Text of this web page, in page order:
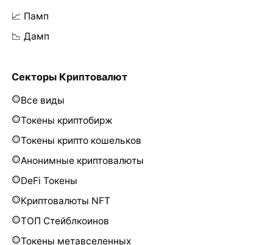
📈 Памп
📉 Дамп
Секторы Криптовалют
Все виды
Токены криптобирж
Токены крипто кошельков
Анонимные криптовалюты
DeFi Токены
Криптовалюты NFT
ТОП Стейблкоинов
Токены метавселенных